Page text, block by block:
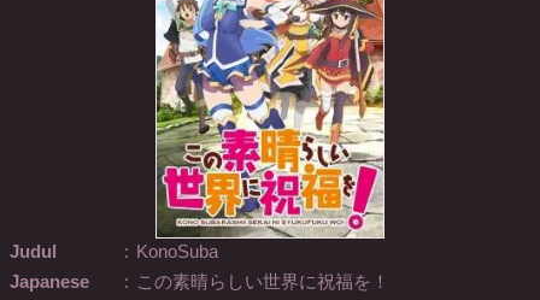
Judul : KonoSuba
Japanese
: この素晴らしい世界に祝福を！